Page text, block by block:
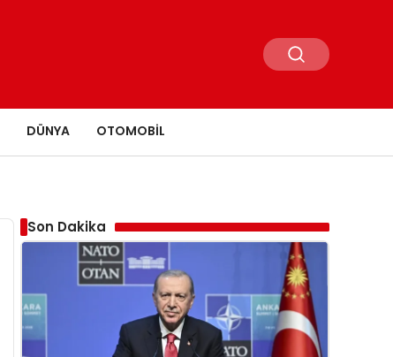
DÜNYA OTOMOBIL
Son Dakika